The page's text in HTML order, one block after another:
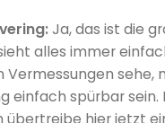
Ja, das ist die
alles immer
Vermessungen sehe,
einfach spürbar sein.